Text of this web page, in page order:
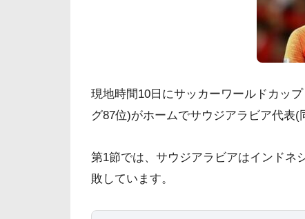
現地時間10日にサッカーワールドカッ
グ87位)がホームでサウジアラビア代表(
第1節では、サウジアラビアはインドネ
敗しています。